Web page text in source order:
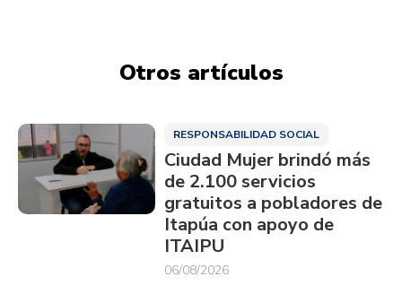
Otros artículos
RESPONSABILIDAD SOCIAL
Ciudad Mujer brindó más
de 2.100 servicios
gratuitos a pobladores de
Itapúa con apoyo de
ITAIPU
06/08/2026